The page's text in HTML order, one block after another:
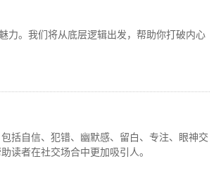
力。我们将从底层逻辑出发，帮助你打破内心
括自信、犯错、幽默感、留白、专注、眼神交
读者在社交场合中更加吸引人。